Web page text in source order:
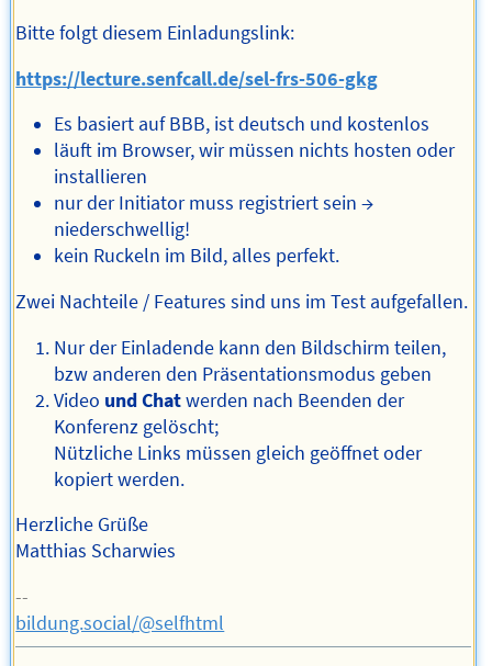
Bitte folgt diesem Einladungslink:
https://lecture.senfcall.de/sel-frs-506-gkg
Es basiert auf BBB, ist deutsch und kostenlos
läuft im Browser, wir müssen nichts hosten oder
installieren
nur der Initiator muss registriert sein →
niederschwellig!
kein Ruckeln im Bild, alles perfekt.
Zwei Nachteile / Features sind uns im Test aufgefallen.
Nur der Einladende kann den Bildschirm teilen,
bzw anderen den Präsentationsmodus geben
Video und Chatwerden nach Beenden der
Konferenz gelöscht;
Nützliche Links müssen gleich geöffnet oder
kopiert werden.
Herzliche Grüße
Matthias Scharwies
--
bildung.social/@selfhtml